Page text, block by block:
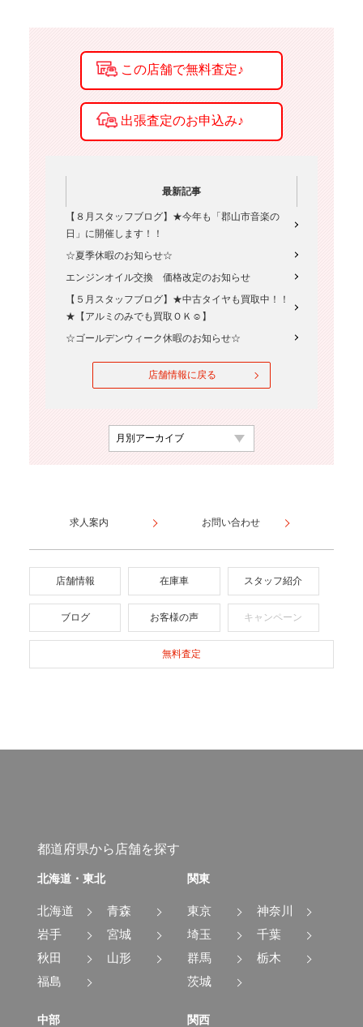
最新記事
【８月スタッフブログ】★今年も「郡山市音楽の
日」に開催します！！
☆夏季休暇のお知らせ☆
エンジンオイル交換 価格改定のお知らせ
【５月スタッフブログ】★中古タイヤも買取中！！
★【アルミのみでも買取ＯＫ☺】
☆ゴールデンウィーク休暇のお知らせ☆
店舗情報に戻る
求人案内 お問い合わせ
店舗情報 在庫車 スタッフ紹介
ブログ お客様の声 キャンペーン
無料査定
都道府県から店舗を探す
北海道・東北
北海道
青森
岩手
宮城
秋田
山形
福島
関東
東京
神奈川
埼玉
千葉
群馬
栃木
茨城
中部 関西